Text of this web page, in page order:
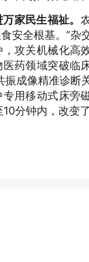
家民生福祉。
安全根基。“杂
攻关机械化高
药领域突破临
振成像精准诊断
用移动式床旁
分钟内，改变